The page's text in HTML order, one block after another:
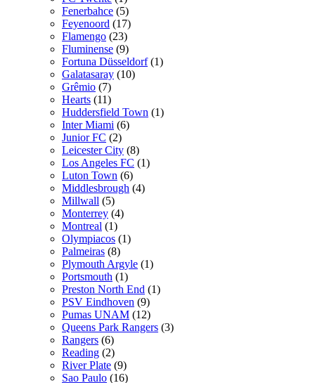
Fenerbahce (5)
Feyenoord (17)
Flamengo (23)
Fluminense (9)
Fortuna Düsseldorf (1)
Galatasaray (10)
Grêmio (7)
Hearts (11)
Huddersfield Town (1)
Inter Miami (6)
Junior FC (2)
Leicester City (8)
Los Angeles FC (1)
Luton Town (6)
Middlesbrough (4)
Millwall (5)
Monterrey (4)
Montreal (1)
Olympiacos (1)
Palmeiras (8)
Plymouth Argyle (1)
Portsmouth (1)
Preston North End (1)
PSV Eindhoven (9)
Pumas UNAM (12)
Queens Park Rangers (3)
Rangers (6)
Reading (2)
River Plate (9)
Sao Paulo (16)